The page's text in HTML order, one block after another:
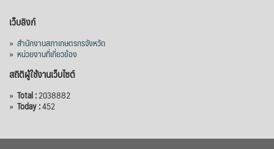
เว็บลิงก์
» สำนักงานสภาเกษตรกรจังหวัด
» หน่วยงานที่เกี่ยวข้อง
สถิติผู้ใช้งานเว็บไซต์
» Total :2038882
» Today :452